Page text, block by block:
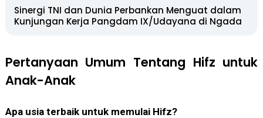
Sinergi TNI dan Dunia Perbankan Menguat dalam
Kunjungan Kerja Pangdam IX/Udayana di Ngada
Pertanyaan Umum Tentang Hifz untuk
Anak-Anak
Apa usia terbaik untuk memulai Hifz?